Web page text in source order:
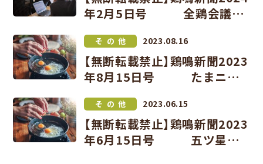
年2月5日号 全鶏会議が
ＰＡＩ、鶏卵需給テーマに
その他 2023.08.16
【無断転載禁止】鶏鳴新聞2023
年8月15日号 たまニコ
月間実施 ＪＡ全農たまご
申し込みは8月25日まで
その他 2023.06.15
【無断転載禁止】鶏鳴新聞2023
年6月15日号 五ツ星タ